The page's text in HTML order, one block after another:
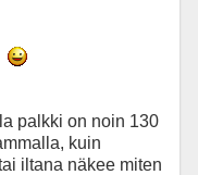
palkki on noin 130
kuin
iltana näkee miten